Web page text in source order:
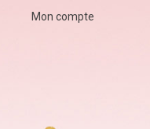
Mon compte